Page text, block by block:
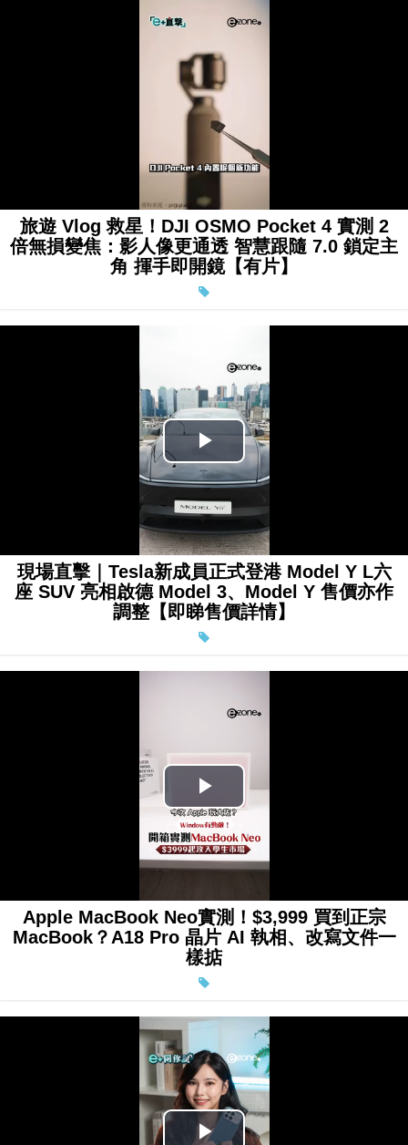
Unmute Loaded
73.22%
旅遊 Vlog 救星！DJI OSMO Pocket 4 實測 2
倍無損變焦：影人像更通透 智慧跟隨 7.0 鎖定主
角 揮手即開鏡【有片】
Play
Video
現場直擊｜Tesla新成員正式登港 Model Y L六
座 SUV 亮相啟德 Model 3、Model Y 售價亦作
調整【即睇售價詳情】
Play
Video
Apple MacBook Neo實測！$3,999 買到正宗
MacBook？A18 Pro 晶片 AI 執相、改寫文件一
樣掂